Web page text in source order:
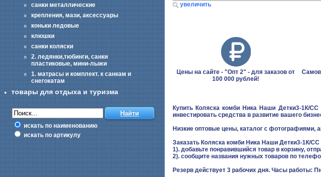
санки металлические
крепления, мази, аксессуары
коньки ледовые
клюшки
санки коляски
2. ледянки,тюбинги, санки
пластиковые, мини-лыжи
1. матрасы и комплект. к санкам и
снегокатам
товары для отдыха и туризма
искать по наименованию
искать по артикулу
увеличить
Цены на сайте - "Опт 2" - для заказов от
100 000 рублей!
Купить Коляска комби Ника Наши Детки3-1К/
инвестировать средства в развитие вашего
Низкие оптовые цены, каталог с фотографиями,
Заказать Коляска комби Ника Наши Детки3-
1). добавьте понравившийся товар в корзину,
2). сообщите названия нужных товаров по
Резерв действует 3 рабочих дня. Часы работы: